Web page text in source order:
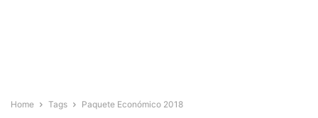
Home Tags Paquete Económico 2018